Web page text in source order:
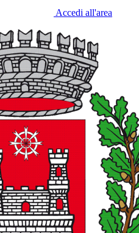
Accedi all'area